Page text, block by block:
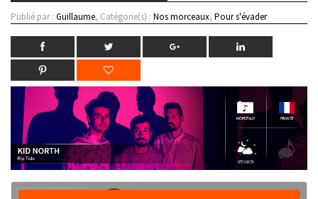
Publié par : Guillaume, Catégorie(s) : Nos morceaux, Pour s'évader